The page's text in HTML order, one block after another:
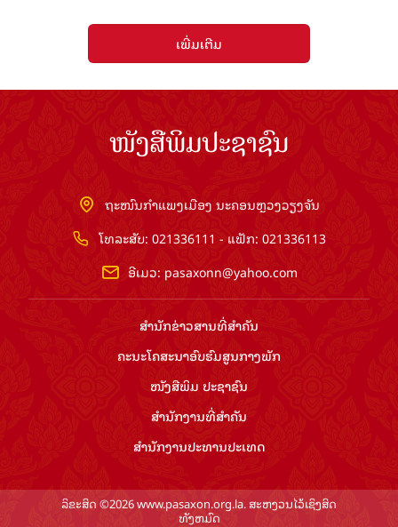
ເພີ່ມເຕີມ
ໜັງສືພິມປະຊາຊົນ
ຖະໜົນກຳແພງເມືອງ ນະຄອນຫຼວງວຽງຈັນ
ໂທລະສັບ: 021336111 - ແຟັກ: 021336113
ອີເມວ: pasaxonn@yahoo.com
ສຳ​ນັກ​ຂ່າວ​ສານ​ທີ່​ສຳ​ຄັນ​
ຄະນະໂຄສະນາອົບຮົມ​ສູນ​ກາງ​ພັກ
ໜັງສືພິມ ປະ​ຊາ​ຊົນ
ສຳ​ນັກ​ງານ​ທີ່​ສຳ​ຄັນ
ສຳ​ນັກ​ງານ​ປະ​ທານ​ປະ​ເທດ
ລິຂະສິດ ©2026 www.pasaxon.org.la. ສະຫງວນໄວ້ເຊິງສິດ
ທັງຫມົດ